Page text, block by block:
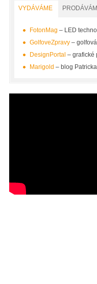
VYDÁVÁME
FotonMag – LED
GolfoveZpravy –
DesignPortal – grafické
Marigold – blog